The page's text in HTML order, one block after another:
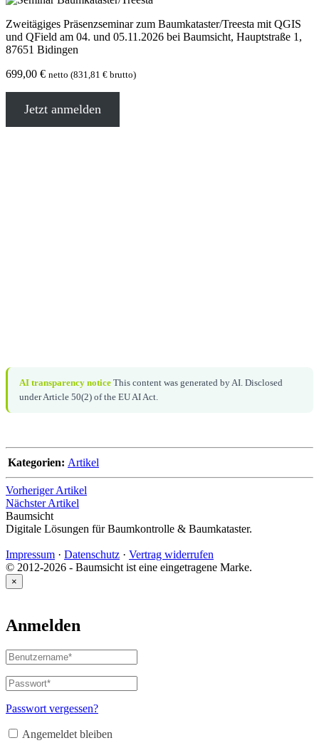
Zweitägiges Präsenzseminar zum Baumkataster/Treesta mit QGIS
und QField am 04. und 05.11.2026 bei Baumsicht, Hauptstraße 1,
87651 Bidingen
699,00 € netto (831,81 € brutto)
Jetzt anmelden
AI transparency notice This content was generated by AI. Disclosed
under Article 50(2) of the EU AI Act.
Kategorien: Artikel
Vorheriger Artikel
Nächster Artikel
Baumsicht
Digitale Lösungen für Baumkontrolle & Baumkataster.
Impressum · Datenschutz · Vertrag widerrufen
© 2012-2026 - Baumsicht ist eine eingetragene Marke.
×
Anmelden
Benutzername
oder
E-
Mail-
Adresse*
Passwort*
Erforderlich
Passwort vergessen?
Angemeldet bleiben